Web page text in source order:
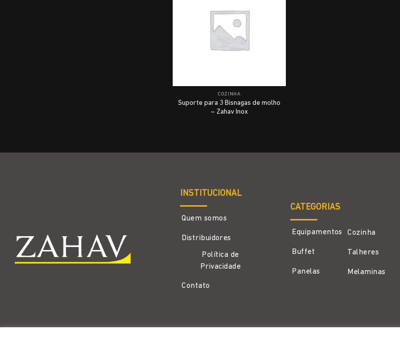
COZINHA
Suporte para 3 Bisnagas de molho
– Zahav Inox
INSTITUCIONAL
Quem somos
Distribuidores
Política de
Privacidade
Contato
CATEGORIAS
Equipamentos
Buffet
Panelas
Cozinha
Talheres
Melaminas